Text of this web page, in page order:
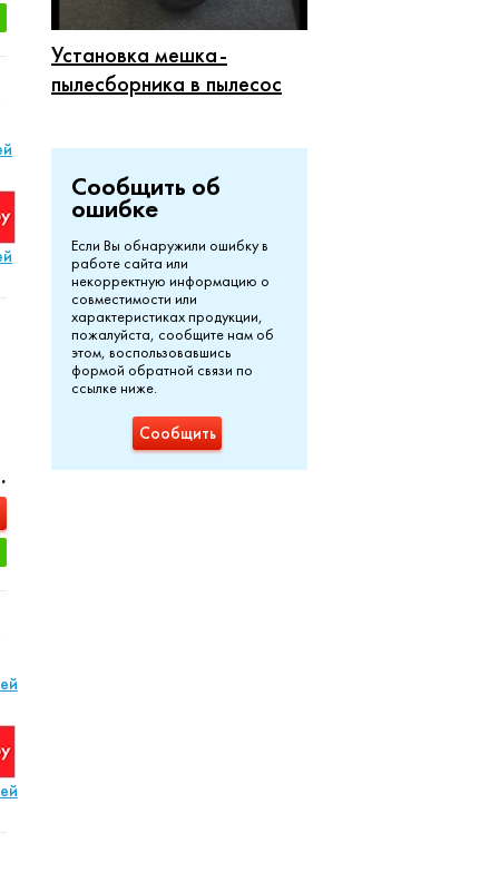
Установка мешка-
пылесборника в пылесос
Сообщить об
ошибке
Если Вы обнаружили ошибку в
работе сайта или
некорректную информацию о
совместимости или
характеристиках продукции,
пожалуйста, сообщите нам об
этом, воспользовавшись
формой обратной связи по
ссылке ниже.
Сообщить